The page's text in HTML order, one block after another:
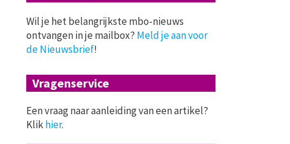
Wil je het belangrijkste mbo-nieuws
ontvangen in je mailbox? Meld je aan voor
de Nieuwsbrief!
Vragenservice
Een vraag naar aanleiding van een artikel?
Klikhier.